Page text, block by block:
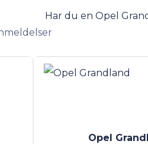
Har du en Opel
Opel